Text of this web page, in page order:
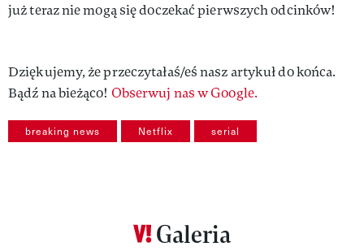
już teraz nie mogą się doczekać pierwszych odcinków!
Dziękujemy, że przeczytałaś/eś nasz artykuł do końca.
Bądź na bieżąco! Obserwuj nas w Google.
breaking news Netflix serial
Galeria